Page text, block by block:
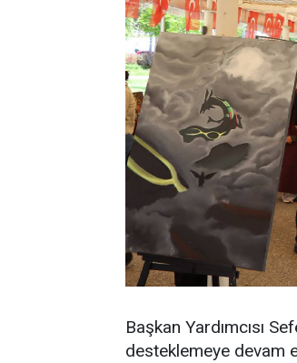
Başkan Yardımcısı
desteklemeye devam